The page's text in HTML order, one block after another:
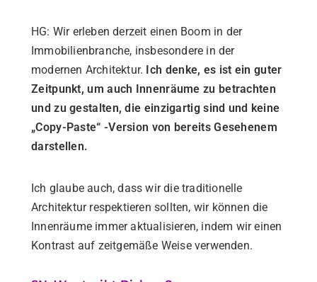
HG: Wir erleben derzeit einen Boom in der
Immobilienbranche, insbesondere in der
modernen Architektur. Ich denke, es ist ein guter
Zeitpunkt, um auch Innenräume zu betrachten
und zu gestalten, die einzigartig sind und keine
„Copy-Paste“ -Version von bereits Gesehenem
darstellen.
Ich glaube auch, dass wir die traditionelle
Architektur respektieren sollten, wir können die
Innenräume immer aktualisieren, indem wir einen
Kontrast auf zeitgemäße Weise verwenden.